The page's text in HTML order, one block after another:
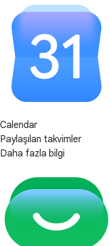
Calendar
Paylaşılan takvimler
Daha fazla bilgi